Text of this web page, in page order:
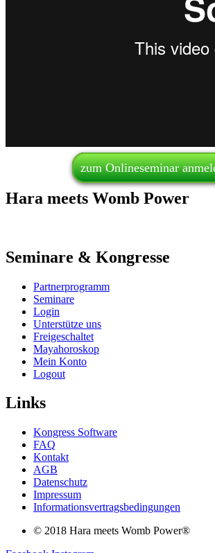
zum Onlineseminar
Hara meets Womb Power
Seminare & Kongresse
Partnerprogramm
Seminare
Login
Unterstütze uns
Freigeschaltet
Mayahoroskop
Mein Konto
Logout
Links
Kongress Software
FAQ
Kontakt
AGB
Datenschutz
Impressum
Informationsvertragsbedingungen
© 2018 Hara meets Womb Power®